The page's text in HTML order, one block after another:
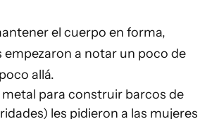
el cuerpo en forma,
empezaron a notar un poco de
allá.
para construir barcos de
les pidieron a las mujeres